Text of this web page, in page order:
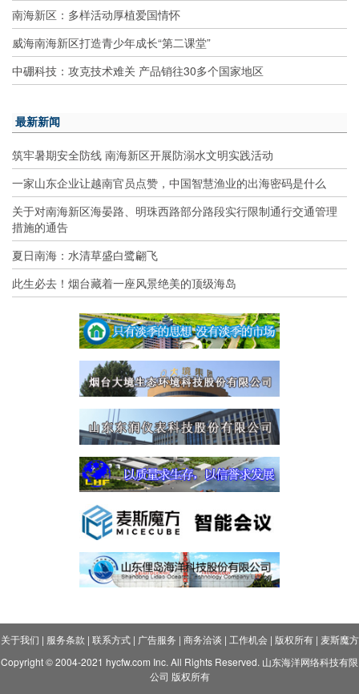
南海新区：多样活动厚植爱国情怀
威海南海新区打造青少年成长“第二课堂”
中硼科技：攻克技术难关 产品销往30多个国家地区
最新新闻
筑牢暑期安全防线 南海新区开展防溺水文明实践活动
一家山东企业让越南官员点赞，中国智慧渔业的出海密码是什么
关于对南海新区海晏路、明珠西路部分路段实行限制通行交通管理
措施的通告
夏日南海：水清草盛白鹭翩飞
此生必去！烟台藏着一座风景绝美的顶级海岛
关于我们 | 服务条款 | 联系方式| 广告服务 | 商务洽谈 | 工作机会| 版权所有| 麦斯魔方
Copyright © 2004-2021 hycfw.com Inc. All Rights Reserved. 山东海洋网络科技有限
公司 版权所有